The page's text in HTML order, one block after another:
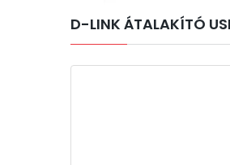
D-LINK ÁTALAKÍTÓ